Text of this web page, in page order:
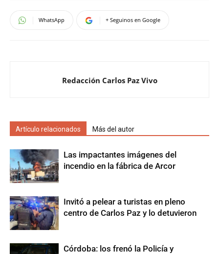
WhatsApp + Seguinos en Google
Redacción Carlos Paz Vivo
Artículo relacionados Más del autor
Las impactantes imágenes del
incendio en la fábrica de Arcor
Invitó a pelear a turistas en pleno
centro de Carlos Paz y lo detuvieron
Córdoba: los frenó la Policía y